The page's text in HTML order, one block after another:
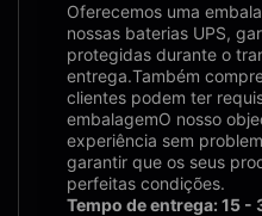
Oferecemos uma
nossas baterias UPS,
protegidas durante o
entrega.Também
clientes podem ter
embalagemO nosso
experiência sem
garantir que os seus
perfeitas condições.
Tempo de entrega: 15 -